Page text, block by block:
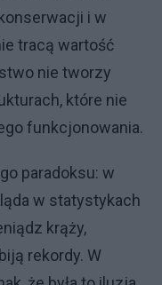
i w
tracą wartość
nie tworzy
które nie
funkcjonowania.
paradoksu: w
w statystykach
krąży,
rekordy. W